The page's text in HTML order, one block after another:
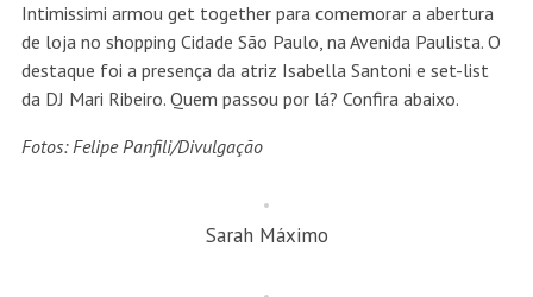
Intimissimi armou get together para comemorar a abertura
de loja no shopping Cidade São Paulo, na Avenida Paulista. O
destaque foi a presença da atriz Isabella Santoni e set-list
da DJ Mari Ribeiro. Quem passou por lá? Confira abaixo.
Fotos: Felipe Panfili/Divulgação
Sarah Máximo